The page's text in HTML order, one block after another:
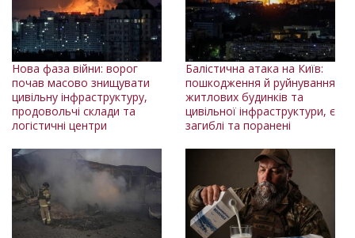
Нова фаза війни: ворог
почав масово знищувати
цивільну інфраструктуру,
продовольчі склади та
логістичні центри
Балістична атака на Київ:
пошкодження й руйнування
житлових будинків та
цивільної інфраструктури, є
загиблі та поранені